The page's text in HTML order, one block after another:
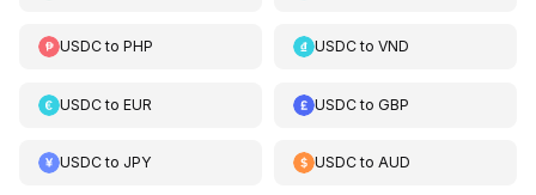
USDCto PHP USDCtoVND
USDCto EUR USDCtoGBP
USDCto JPY USDCtoAUD